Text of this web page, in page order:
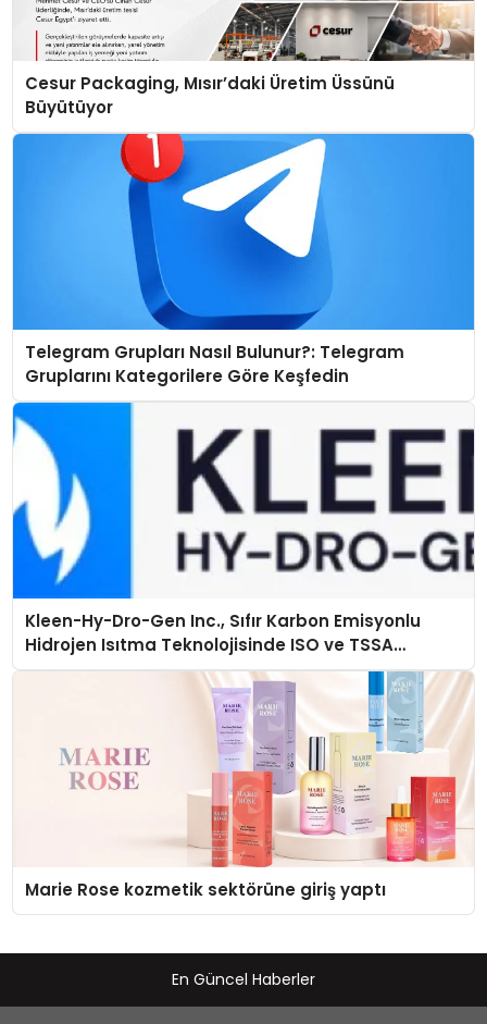
Cesur Packaging, Mısır’daki Üretim Üssünü
Büyütüyor
Telegram Grupları Nasıl Bulunur?: Telegram
Gruplarını Kategorilere Göre Keşfedin
Kleen-Hy-Dro-Gen Inc., Sıfır Karbon Emisyonlu
Hidrojen Isıtma Teknolojisinde ISO ve TSSA
Düzenleyici Onaylarını Aldı
Marie Rose kozmetik sektörüne giriş yaptı
En Güncel Haberler